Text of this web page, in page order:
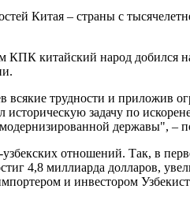
Китая – страны с
КПК китайский народ
трудности и приложив
задачу по
державы", –
отношений. Так, в
4,8 миллиарда долларов,
и инвестором